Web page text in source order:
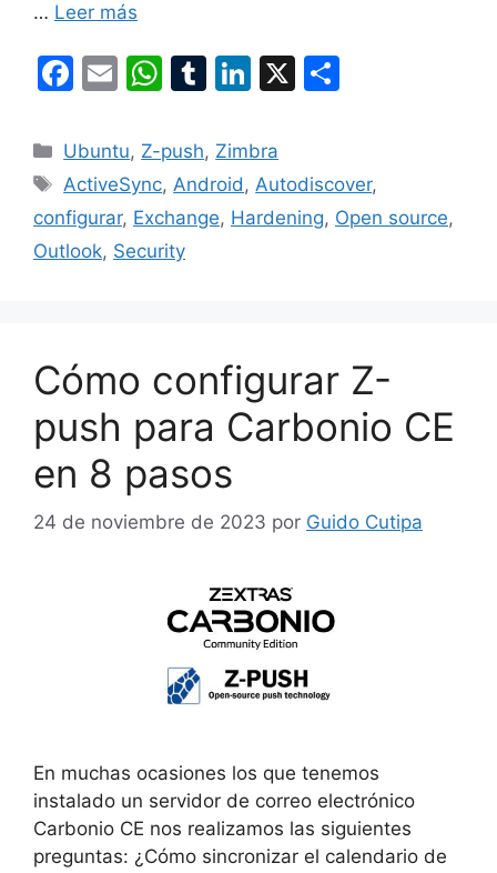
… Leer más
F
c
e
b
o
E
ai
l
W
at
s
A
p
T
m
bl
r
Li
k
e
dI
X
p
ar
Categorías
Ubuntu, Z-push, Zimbra
Etiquetas
ActiveSync, Android , Autodiscover,
configurar, Exchange, Hardening, Open source,
Outlook, Security
Cómo configurar Z-
push para Carbonio CE
en 8 pasos
24 de noviembre de 2023 por Guido Cutipa
En muchas ocasiones los que tenemos
instalado un servidor de correo electrónico
Carbonio CE nos realizamos las siguientes
preguntas: ¿Cómo sincronizar el calendario de